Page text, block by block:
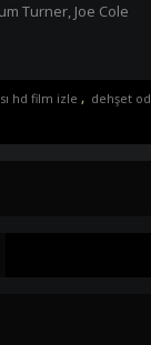
Turner, Joe Cole
hd film izle , dehşet